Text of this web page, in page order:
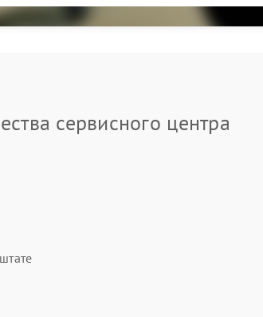
сервисного центра